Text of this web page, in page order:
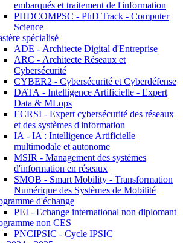
embarqués et traitement de l'information
PHDCOMPSC - PhD Track - Computer
Science
spécialisé
ADE - Architecte Digital d'Entreprise
ARC - Architecte Réseaux et
Cybersécurité
CYBER2 - Cybersécurité et Cyberdéfense
DATA - Intelligence Artificielle - Expert
Data & MLops
ECRSI - Expert cybersécurité des réseaux
et des systèmes d'information
IA - IA : Intelligence Artificielle
multimodale et autonome
MSIR - Management des systèmes
d'information en réseaux
SMOB - Smart Mobility - Transformation
Numérique des Systèmes de Mobilité
d'échange
PEI - Echange international non diplomant
non CES
PNCIPSIC - Cycle IPSIC